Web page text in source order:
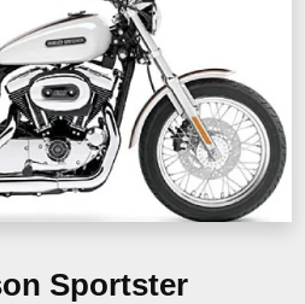
Sportster